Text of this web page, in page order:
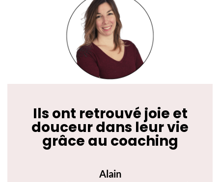
Ils ont retrouvé joie et
douceur dans leur vie
grâce au coaching
Alain